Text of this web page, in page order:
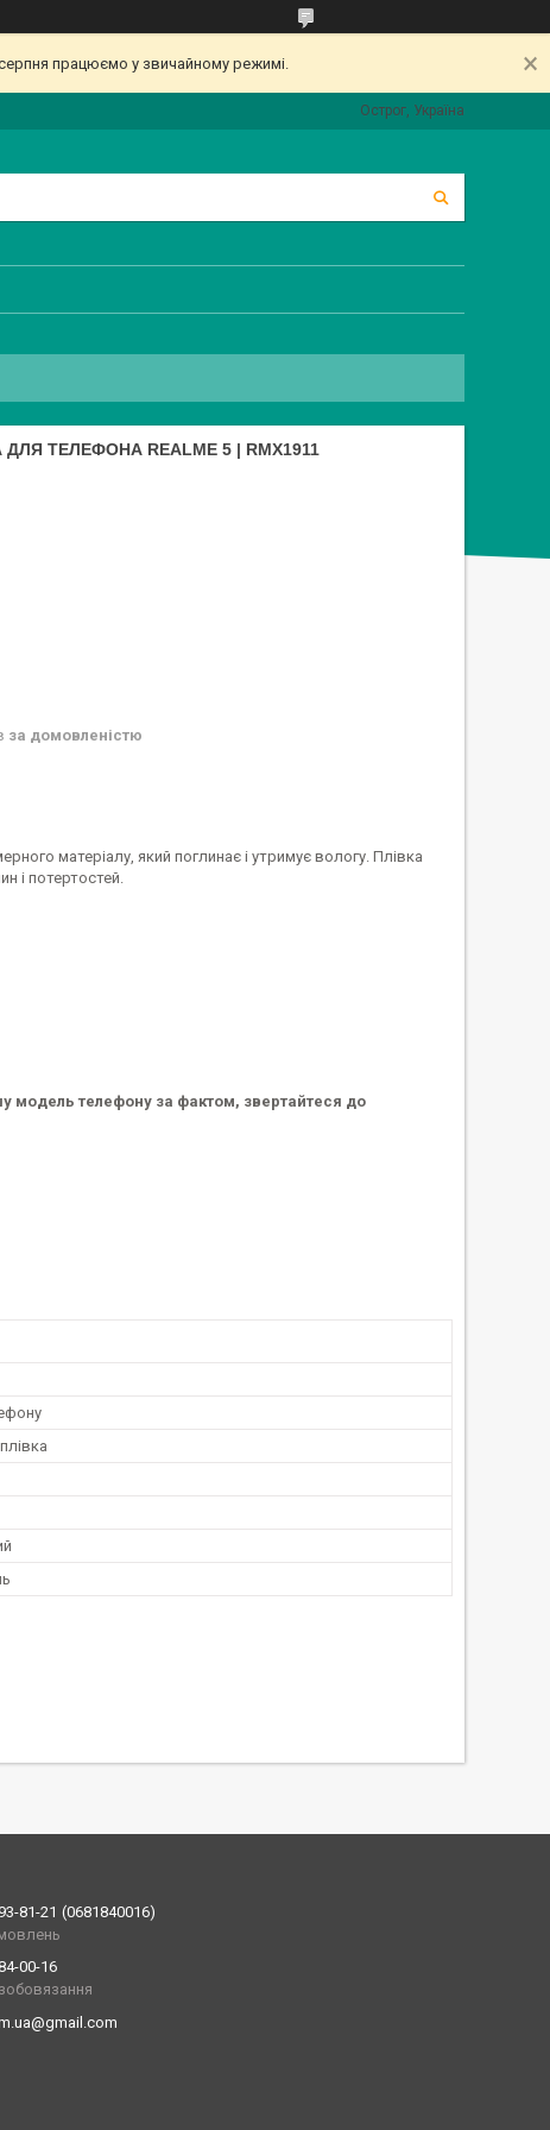
працюємо у звичайному режимі.
Острог, Україна
ТЕЛЕФОНА REALME 5 | RMX1911
за домовленістю
матеріалу, який поглинає і утримує вологу. Плівка
і потертостей.
модель телефону за фактом, звертайтеся до
81-21
0681840016
00-16
зобовязання